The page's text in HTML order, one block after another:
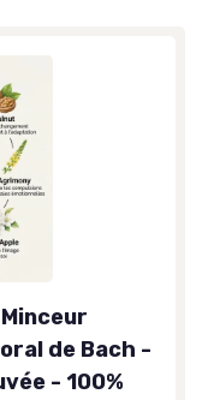
de Bach -
- 100%